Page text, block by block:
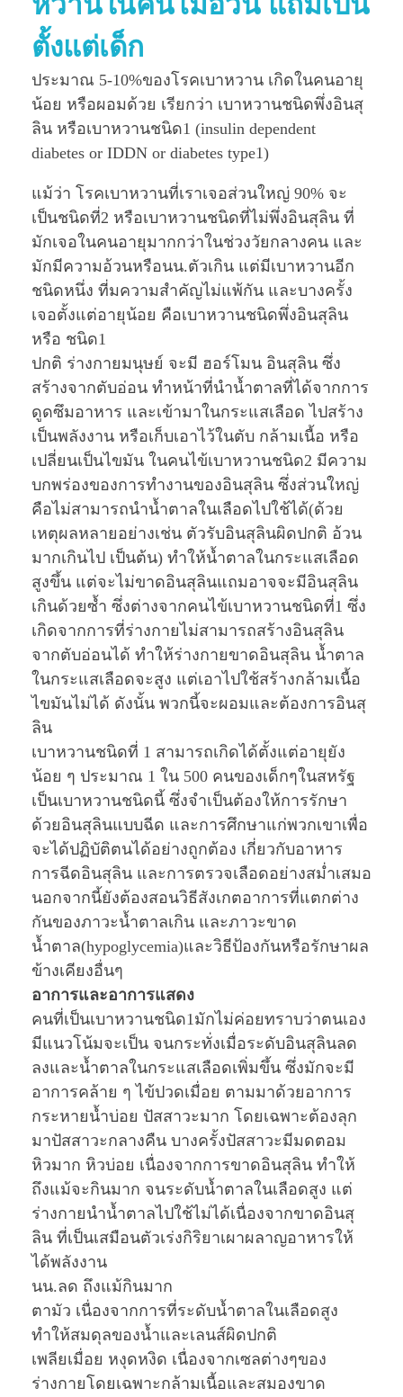
ตั้งแต่เด็ก
ประมาณ 5-10%ของโรคเบาหวาน เกิดในคนอายุ
น้อย หรือผอมด้วย เรียกว่า เบาหวานชนิดพึ่งอินสุ
ลิน หรือเบาหวานชนิด1 (insulin dependent
diabetes or IDDN or diabetes type1)
แม้ว่า โรคเบาหวานที่เราเจอส่วนใหญ่ 90% จะ
เป็นชนิดที่2 หรือเบาหวานชนิดที่ไม่พึ่งอินสุลิน ที่
มักเจอในคนอายุมากกว่าในช่วงวัยกลางคน และ
มักมีความอ้วนหรือนน.ตัวเกิน แต่มีเบาหวานอีก
ชนิดหนึ่ง ที่มความสำคัญไม่แพ้กัน และบางครั้ง
เจอตั้งแต่อายุน้อย คือเบาหวานชนิดพึ่งอินสุลิน
หรือ ชนิด1
ปกติ ร่างกายมนุษย์ จะมี ฮอร์โมน อินสุลิน ซึ่ง
สร้างจากตับอ่อน ทำหน้าที่นำน้ำตาลที่ได้จากการ
ดูดซึมอาหาร และเข้ามาในกระแสเลือด ไปสร้าง
เป็นพลังงาน หรือเก็บเอาไว้ในตับ กล้ามเนื้อ หรือ
เปลี่ยนเป็นไขมัน ในคนไข้เบาหวานชนิด2 มีความ
บกพร่องของการทำงานของอินสุลิน ซึ่งส่วนใหญ่
คือไม่สามารถนำน้ำตาลในเลือดไปใช้ได้(ด้วย
เหตุผลหลายอย่างเช่น ตัวรับอินสุลินผิดปกติ อ้วน
มากเกินไป เป็นต้น) ทำให้น้ำตาลในกระแสเลือด
สูงขึ้น แต่จะไม่ขาดอินสุลินแถมอาจจะมีอินสุลิน
เกินด้วยซ้ำ ซึ่งต่างจากคนไข้เบาหวานชนิดที่1 ซึ่ง
เกิดจากการที่ร่างกายไม่สามารถสร้างอินสุลิน
จากตับอ่อนได้ ทำให้ร่างกายขาดอินสุลิน น้ำตาล
ในกระแสเลือดจะสูง แต่เอาไปใช้สร้างกล้ามเนื้อ
ไขมันไม่ได้ ดังนั้น พวกนี้จะผอมและต้องการอินสุ
ลิน
เบาหวานชนิดที่ 1 สามารถเกิดได้ตั้งแต่อายุยัง
น้อย ๆ ประมาณ 1 ใน 500 คนของเด็กๆในสหรัฐ
เป็นเบาหวานชนิดนี้ ซึ่งจำเป็นต้องให้การรักษา
ด้วยอินสุลินแบบฉีด และการศึกษาแก่พวกเขาเพื่อ
จะได้ปฏิบัติตนได้อย่างถูกต้อง เกี่ยวกับอาหาร
การฉีดอินสุลิน และการตรวจเลือดอย่างสม่ำเสมอ
นอกจากนี้ยังต้องสอนวิธีสังเกตอาการที่แตกต่าง
กันของภาวะน้ำตาลเกิน และภาวะขาด
น้ำตาล(hypoglycemia)และวิธีป้องกันหรือรักษาผล
ข้างเคียงอื่นๆ
อาการและอาการแสดง
คนที่เป็นเบาหวานชนิด1มักไม่ค่อยทราบว่าตนเอง
มีแนวโน้มจะเป็น จนกระทั่งเมื่อระดับอินสุลินลด
ลงและน้ำตาลในกระแสเลือดเพิ่มขึ้น ซึ่งมักจะมี
อาการคล้าย ๆ ไข้ปวดเมื่อย ตามมาด้วยอาการ
กระหายน้ำบ่อย ปัสสาวะมาก โดยเฉพาะต้องลุก
มาปัสสาวะกลางคืน บางครั้งปัสสาวะมีมดตอม
หิวมาก หิวบ่อย เนื่องจากการขาดอินสุลิน ทำให้
ถึงแม้จะกินมาก จนระดับน้ำตาลในเลือดสูง แต่
ร่างกายนำน้ำตาลไปใช้ไม่ได้เนื่องจากขาดอินสุ
ลิน ที่เป็นเสมือนตัวเร่งกิริยาเผาผลาญอาหารให้
ได้พลังงาน
นน.ลด ถึงแม้กินมาก
ตามัว เนื่องจากการที่ระดับน้ำตาลในเลือดสูง
ทำให้สมดุลของน้ำและเลนส์ผิดปกติ
เพลียเมื่อย หงุดหงิด เนื่องจากเซลต่างๆของ
ร่างกายโดยเฉพาะกล้ามเนื้อและสมองขาด